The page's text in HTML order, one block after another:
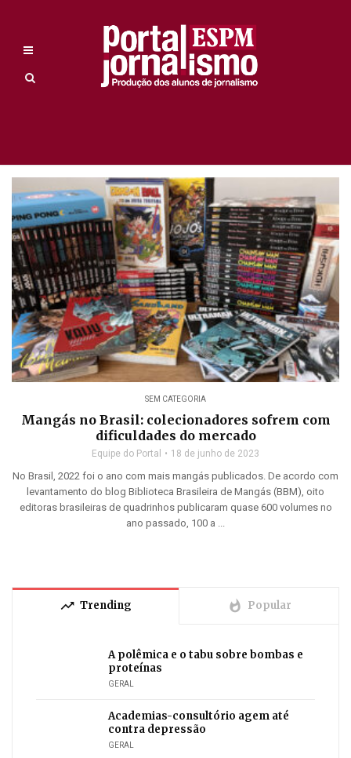
SEM CATEGORIA
Mangás no Brasil: colecionadores sofrem com
dificuldades do mercado
Equipe do Portal 18 de junho de 2023
No Brasil, 2022 foi o ano com mais mangás publicados. De acordo com
levantamento do blog Biblioteca Brasileira de Mangás (BBM), oito
editoras brasileiras de quadrinhos publicaram quase 600 volumes no
ano passado, 100 a ...
trending_up Trending whatshot Popular
A polêmica e o tabu sobre bombas e
proteínas
GERAL
Academias-consultório agem até
contra depressão
GERAL